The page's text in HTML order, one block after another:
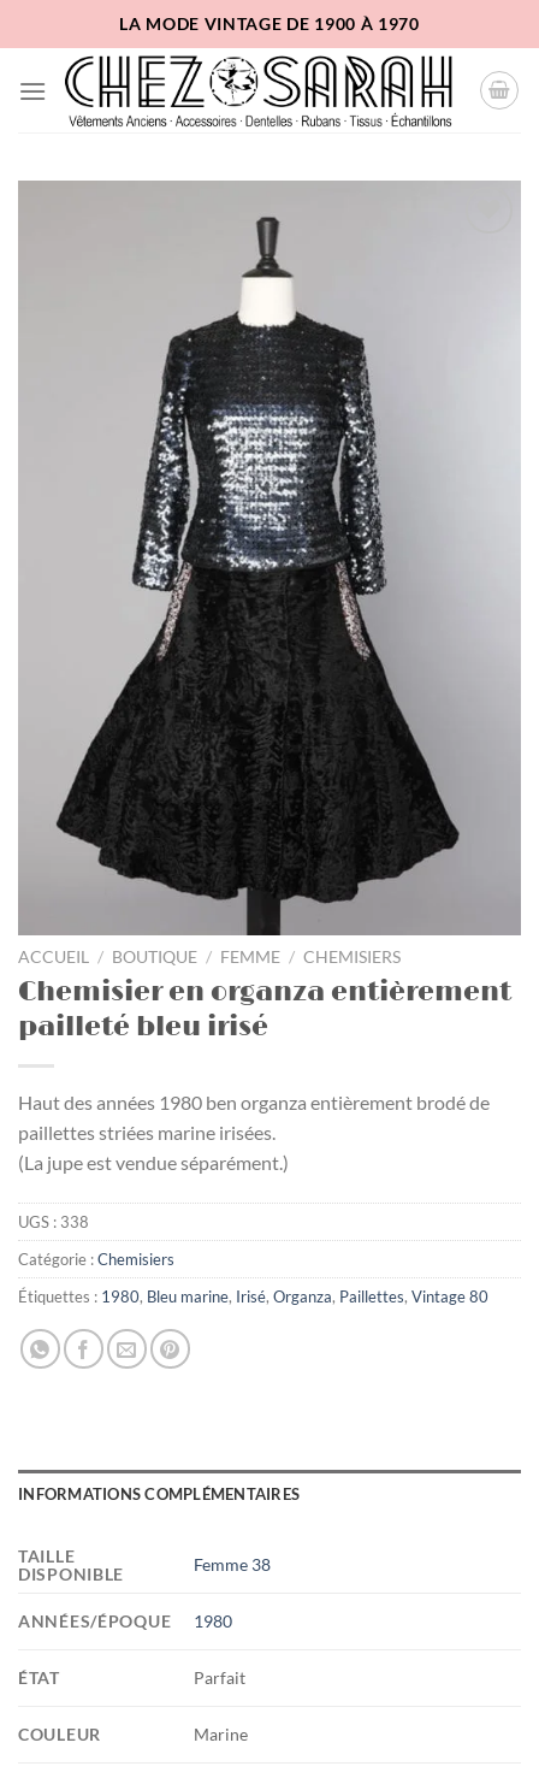
au
contenu
LA MODE VINTAGE DE 1900 À 1970
ACCUEIL / BOUTIQUE / FEMME / CHEMISIERS
Chemisier en organza entièrement
pailleté bleu irisé
Haut des années 1980 ben organza entièrement brodé de
paillettes striées marine irisées.
(La jupe est vendue séparément.)
UGS : 338
Catégorie :Chemisiers
Étiquettes : 1980, Bleu marine, Irisé, Organza, Paillettes, Vintage 80
INFORMATIONS COMPLÉMENTAIRES
TAILLE
DISPONIBLE
Femme 38
ANNÉES/ÉPOQUE 1980
ÉTAT Parfait
COULEUR Marine